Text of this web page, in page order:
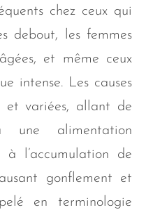
chez ceux qui
debout, les femmes
et même ceux
intense. Les causes
et variées, allant de
une alimentation
à l’accumulation de
gonflement et
en terminologie